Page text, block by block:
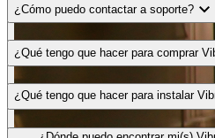
¿Cómo puedo contactar a soporte? expand_more
¿Qué tengo que hacer para comprar
¿Qué tengo que hacer para instalar